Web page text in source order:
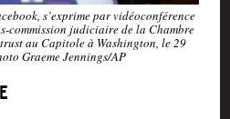
s’ex­prime par vidéo­con­fé­rence
com­mis­sion judi­ciaire de la Chambre
au Capi­tole à Washing­ton, le 29
Graeme Jennings/AP